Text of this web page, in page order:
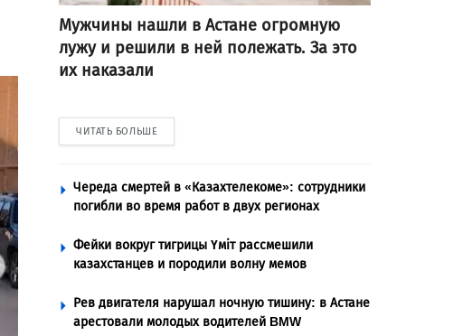
Мужчины нашли в Астане огромную
лужу и решили в ней полежать. За это
их наказали
ЧИТАТЬ БОЛЬШЕ
Череда смертей в «Казахтелекоме»: сотрудники
погибли во время работ в двух регионах
Фейки вокруг тигрицы Үміт рассмешили
казахстанцев и породили волну мемов
Рев двигателя нарушал ночную тишину: в Астане
арестовали молодых водителей BMW